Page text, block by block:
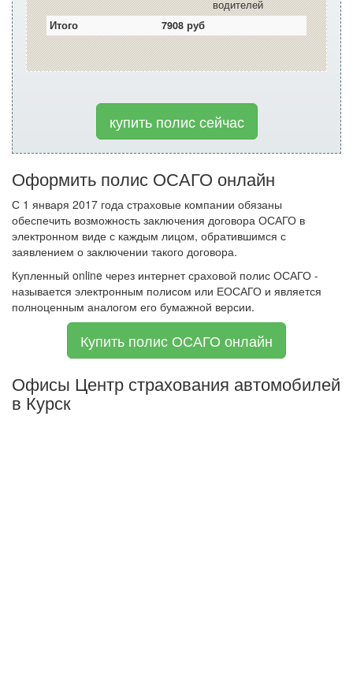
водителей
Итого
7908 руб
купить полис сейчас
Оформить полис ОСАГО онлайн
С 1 января 2017 года страховые компании обязаны
обеспечить возможность заключения договора ОСАГО в
электронном виде с каждым лицом, обратившимся с
заявлением о заключении такого договора.
Купленный online через интернет сраховой полис ОСАГО -
называется электронным полисом или ЕОСАГО и является
полноценным аналогом его бумажной версии.
Купить полис ОСАГО онлайн
Офисы Центр страхования автомобилей
в Курск